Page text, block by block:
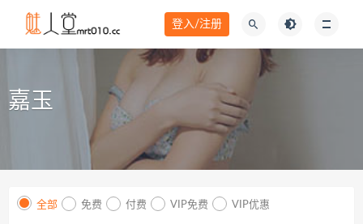
登入/注册
嘉玉
全部 免费 付费 VIP免费 VIP优惠